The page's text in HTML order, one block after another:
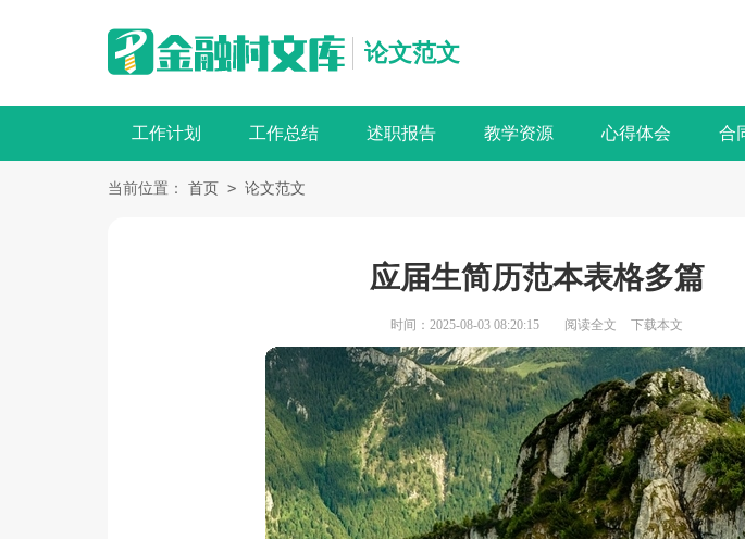
论文范文
工作计划 工作总结 述职报告 教学资源 心得体会 合
当前位置： 首页 > 论文范文
应届生简历范本表格多篇
时间：2025-08-03 08:20:15 阅读全文 下载本文